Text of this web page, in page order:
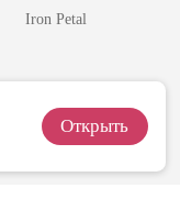
Iron Petal
Открыть